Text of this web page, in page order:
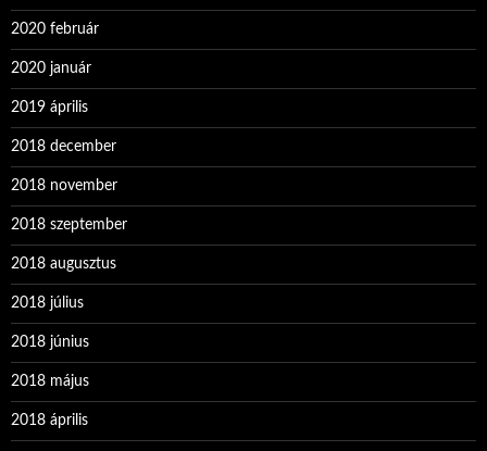
2020 február
2020 január
2019 április
2018 december
2018 november
2018 szeptember
2018 augusztus
2018 július
2018 június
2018 május
2018 április